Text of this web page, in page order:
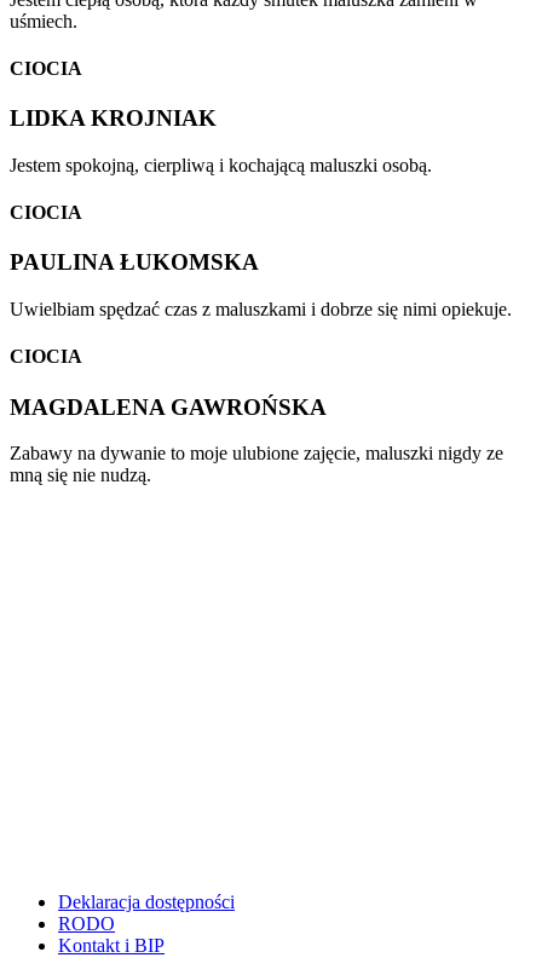
uśmiech.
CIOCIA
LIDKA KROJNIAK
Jestem spokojną, cierpliwą i kochającą maluszki osobą.
CIOCIA
PAULINA ŁUKOMSKA
Uwielbiam spędzać czas z maluszkami i dobrze się nimi opiekuje.
CIOCIA
MAGDALENA GAWROŃSKA
Zabawy na dywanie to moje ulubione zajęcie, maluszki nigdy ze
mną się nie nudzą.
Deklaracja dostępności
RODO
Kontakt i BIP